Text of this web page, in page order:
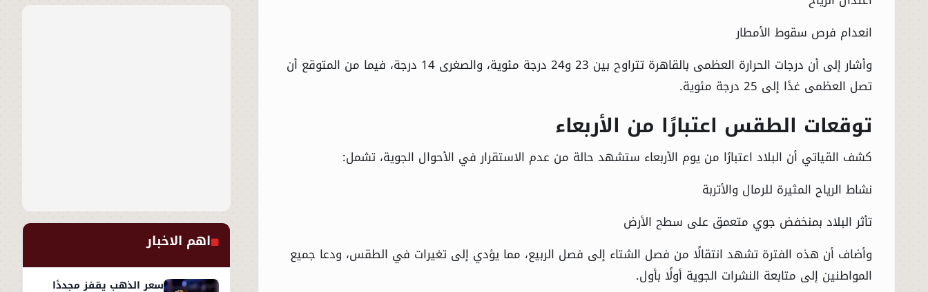
انعدام فرص سقوط الأمطار
وأشار إلى أن درجات الحرارة العظمى بالقاهرة تتراوح بين 23 و24 درجة مئوية، والصغرى 14 درجة، فيما من المتوقع أن
تصل العظمى غدًا إلى 25 درجة مئوية.
توقعات الطقس اعتبارًا من الأربعاء
كشف القياتي أن البلاد اعتبارًا من يوم الأربعاء ستشهد حالة من عدم الاستقرار في الأحوال الجوية، تشمل:
نشاط الرياح المثيرة للرمال والأتربة
تأثر البلاد بمنخفض جوي متعمق على سطح الأرض
وأضاف أن هذه الفترة تشهد انتقالًا من فصل الشتاء إلى فصل الربيع، مما يؤدي إلى تغيرات في الطقس، ودعا جميع
المواطنين إلى متابعة النشرات الجوية أولًا بأول.
اهم الاخبار
سعر الذهب يقفز مجددًا